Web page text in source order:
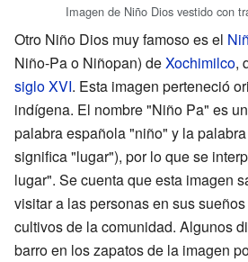
Imagen de Niño Dios vestido con
Otro Niño Dios muy famoso es el
Niño-Pa o Niñopan) deXochimilco,
siglo XVI. Esta imagen perteneció
indígena. El nombre "Niño Pa" es
palabra española "niño" y la
significa "lugar"), por lo que se
lugar". Se cuenta que esta imagen
visitar a las personas en sus
cultivos de la comunidad. Algunos
barro en los zapatos de la imagen